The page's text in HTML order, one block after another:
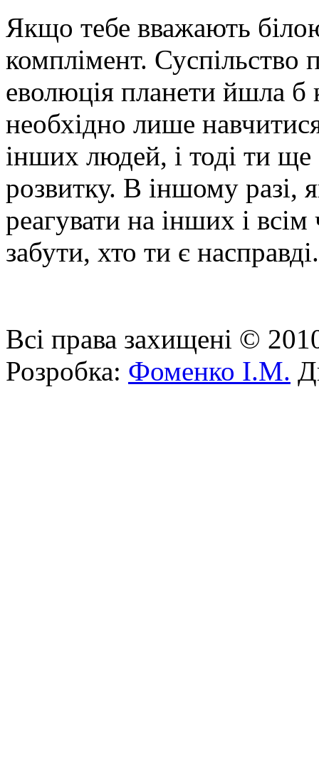
Якщо тебе вважають
комплімент. Суспільство
еволюція планети йшла б
необхідно лише
інших людей, і тоді ти
розвитку. В іншому разі,
реагувати на інших і
забути, хто ти є насправді.
Всі права захищені ©
Розробка: Фоменко І.М.